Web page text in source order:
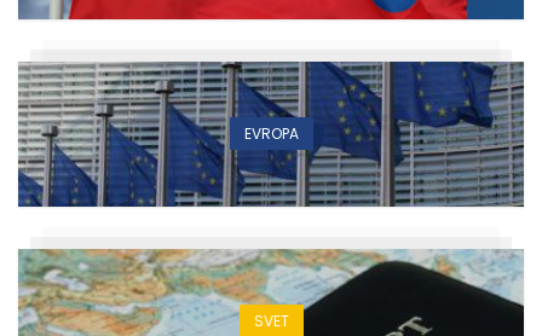
EVROPA
SVET